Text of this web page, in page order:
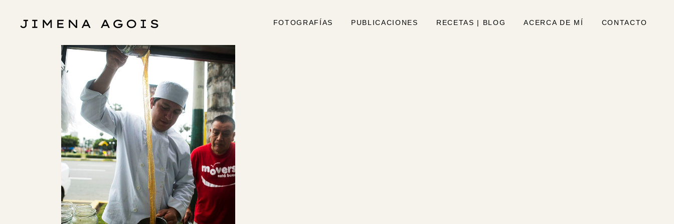
FOTOGRAFÍAS PUBLICACIONES RECETAS | BLOG ACERCA DE MÍ CONTACTO